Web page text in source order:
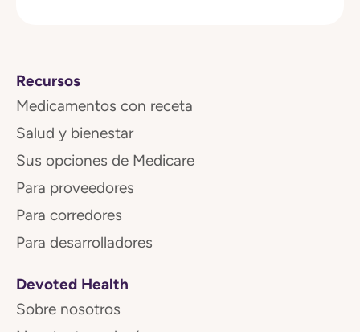
Recursos
Medicamentos con receta
Salud y bienestar
Sus opciones de Medicare
Para proveedores
Para corredores
Para desarrolladores
Devoted Health
Sobre nosotros